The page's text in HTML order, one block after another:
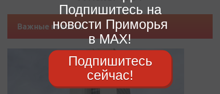
Важные новости
Подпишитесь на
новости Приморья
в MAX!
Подпишитесь
сейчас!